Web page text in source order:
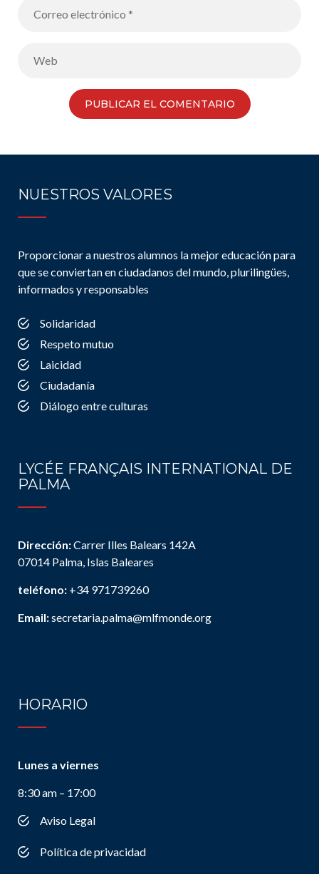
NUESTROS VALORES
Proporcionar a nuestros alumnos la mejor educación para
que se conviertan en ciudadanos del mundo, plurilingües,
informados y responsables
Solidaridad
Respeto mutuo
Laicidad
Ciudadanía
Diálogo entre culturas
LYCÉE FRANÇAIS INTERNATIONAL DE
PALMA
Dirección:Carrer Illes Balears 142A
07014 Palma, Islas Baleares
teléfono: +34 971739260
Email:secretaria.palma@mlfmonde.org
HORARIO
Lunes a viernes
8:30 am – 17:00
Aviso Legal
Política de privacidad